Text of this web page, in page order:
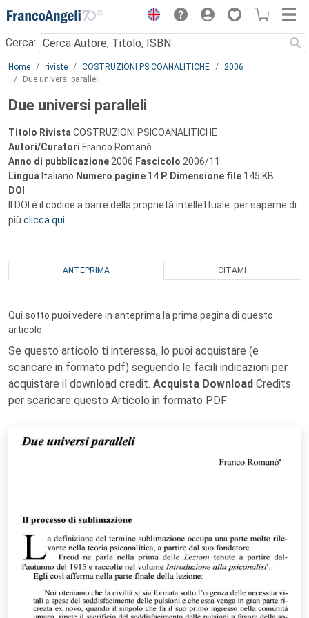
Menu
Cerca:
Main content
Home riviste COSTRUZIONI PSICOANALITICHE
2006
Due universi paralleli
Due universi paralleli
Titolo Rivista COSTRUZIONI PSICOANALITICHE
Autori/Curatori Franco Romanò
Anno di pubblicazione 2006 Fascicolo 2006/11
Lingua Italiano Numero pagine 14 P. Dimensione file 145 KB
DOI
Il DOI è il codice a barre della proprietà intellettuale: per saperne di
più clicca qui
ANTEPRIMA CITAMI
Qui sotto puoi vedere in anteprima la prima pagina di questo
articolo.
Se questo articolo ti interessa, lo puoi acquistare (e
scaricare in formato pdf) seguendo le facili indicazioni per
acquistare il download credit. Acquista Download Credits
per scaricare questo Articolo in formato PDF